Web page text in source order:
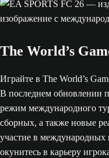
The World’s
Играйте в The World’s
В последнем обновлении
режим международного
сборных, а также новые
участие в
окунитесь в карьеру